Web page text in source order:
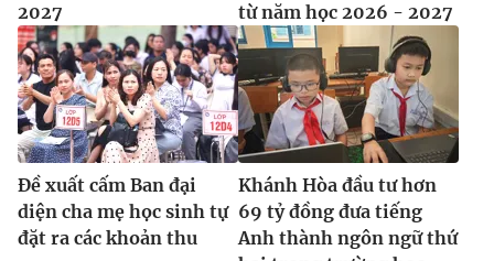
2027
từ năm học 2026 - 2027
Đề xuất cấm Ban đại
diện cha mẹ học sinh tự
đặt ra các khoản thu
Khánh Hòa đầu tư hơn
69 tỷ đồng đưa tiếng
Anh thành ngôn ngữ thứ